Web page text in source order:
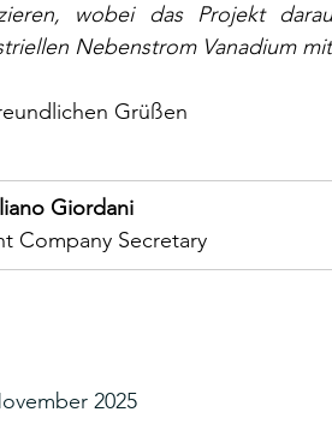
wobei das Projekt
Nebenstrom Vanadium
Grüßen
Giordani
Company Secretary
2025